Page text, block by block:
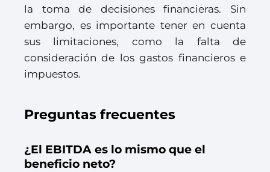
la toma de decisiones financieras. Sin
embargo, es importante tener en cuenta
sus limitaciones, como la falta de
consideración de los gastos financieros e
impuestos.
Preguntas frecuentes
¿El EBITDA es lo mismo que el
beneficio neto?